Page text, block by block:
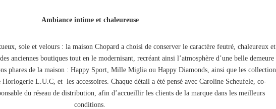
Ambiance intime et chaleureuse
soie et velours : la maison Chopard a choisi de conserver le caractère feutré, chaleureux et
anciennes boutiques tout en le modernisant, recréant ainsi l’atmosphère d’une belle demeure
phares de la maison : Happy Sport, Mille Miglia ou Happy Diamonds, ainsi que les collection
L.U.C, et les accessoires. Chaque détail a été pensé avec Caroline Scheufele, co-
du réseau de distribution, afin d’accueillir les clients de la marque dans les meilleurs
conditions.